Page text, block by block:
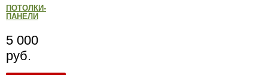
ПОТОЛКИ-
ПАНЕЛИ
5 000
руб.